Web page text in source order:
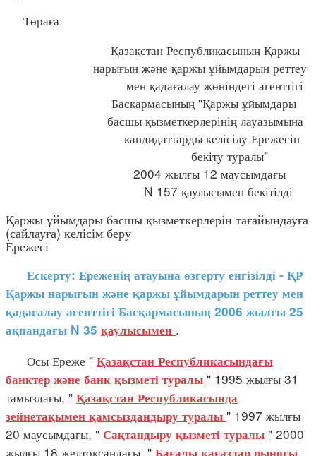
Төраға
Қазақстан Республикасының Қаржы
нарығын және қаржы ұйымдарын реттеу
мен қадағалау жөніндегі агенттігі
Басқармасының "Қаржы ұйымдары
басшы қызметкерлерінің лауазымына
кандидаттарды келісілу Ережесін
бекіту туралы"
2004 жылғы 12 маусымдағы
N 157 қаулысымен бекітілді
Қаржы ұйымдары басшы қызметкерлерін тағайындауға
(сайлауға) келісім беру
Ережесі
Ескерту: Ереженің атауына өзгерту енгізілді - ҚР
Қаржы нарығын және қаржы ұйымдарын реттеу мен
қадағалау агенттігі Басқармасының 2006 жылғы 25
ақпандағы N 35 қаулысымен .
Осы Ереже " Қазақстан Республикасындағы
банктер және банк қызметі туралы " 1995 жылғы 31
тамыздағы, " Қазақстан Республикасында
зейнетақымен қамсыздандыру туралы " 1997 жылғы
20 маусымдағы, " Сақтандыру қызметі туралы " 2000
жылғы 18 желтоқсандағы, " Бағалы қағаздар рыногы